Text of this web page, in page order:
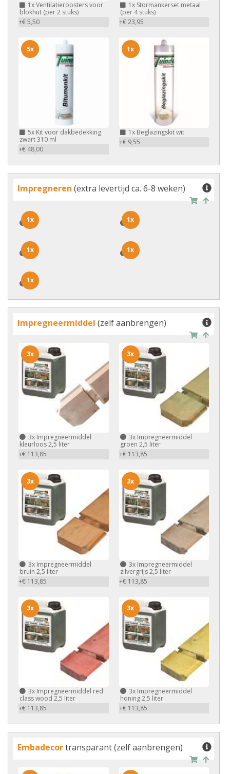
1xVentilatieroosters voor
blokhut (per 2 stuks)
+€ 5,50
1xStormankerset metaal
(per 4 stuks)
+€ 23,95
5x Kit voor dakbedekking
zwart 310 ml
+€ 48,00
5x
1xBeglazingskit wit
+€ 9,55
1x
Impregneren (extra levertijd ca. 6-8 weken)
1x
1x 1x
1x
1x
1x 1x
1x
1x
1x
Impregneermiddel (zelf aanbrengen)
3x Impregneermiddel
kleurloos 2,5 liter
+€ 113,85
3x
3xImpregneermiddel
groen 2,5 liter
+€ 113,85
3x
3x Impregneermiddel
bruin 2,5 liter
+€ 113,85
3x
3xImpregneermiddel
zilvergrijs 2,5 liter
+€ 113,85
3x
3x Impregneermiddel red
class wood 2,5 liter
+€ 113,85
3x
3xImpregneermiddel
honing 2,5 liter
+€ 113,85
3x
Embadecortransparant (zelf aanbrengen)